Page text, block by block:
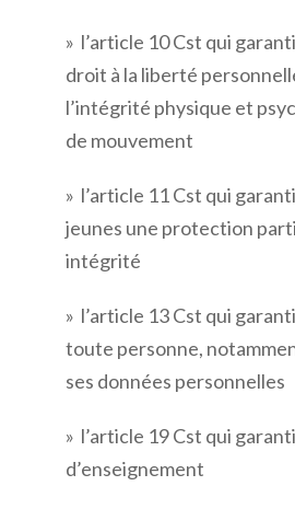
» l’article 10 Cst qui
droit à la liberté
l’intégrité physique et
de mouvement
» l’article 11 Cst qui
jeunes une protection
intégrité
» l’article 13 Cst qui
toute personne,
ses données personnelles
» l’article 19 Cst qui
d’enseignement